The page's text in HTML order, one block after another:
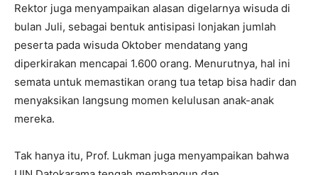
Rektor juga menyampaikan alasan digelarnya wisuda di
bulan Juli, sebagai bentuk antisipasi lonjakan jumlah
peserta pada wisuda Oktober mendatang yang
diperkirakan mencapai 1.600 orang. Menurutnya, hal ini
semata untuk memastikan orang tua tetap bisa hadir dan
menyaksikan langsung momen kelulusan anak-anak
mereka.
Tak hanya itu, Prof. Lukman juga menyampaikan bahwa